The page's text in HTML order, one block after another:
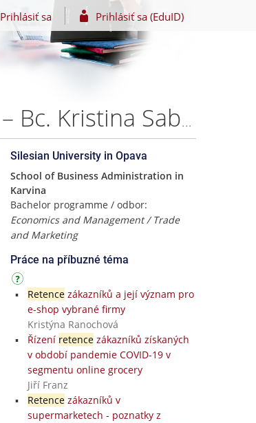
Prihlásiť sa Prihlásiť sa (EduID)
Retence zákazníků a její význam pro e-shop vybrané firmy – Bc. Kristina Sabol
Silesian University in Opava
School of Business Administration in
Karvina
Bachelor programme / odbor:
Economics and Management / Trade
and Marketing
Práce na příbuzné téma
Retencezákazníků a její význam pro
e-shop vybrané firmy
Kristýna Ranochová
Řízení retencezákazníků získaných
v období pandemie COVID-19 v
segmentu online grocery
Jiří Franz
Retencezákazníků v
supermarketech - poznatky z